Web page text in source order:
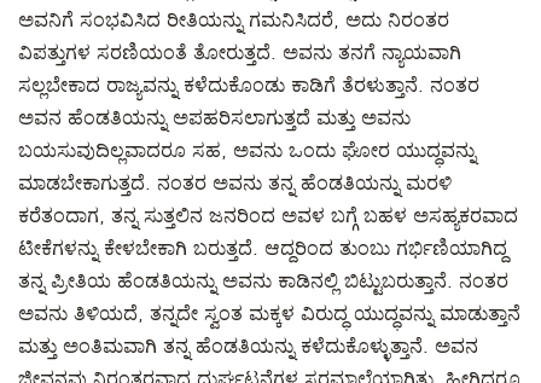
ಅವನಿಗೆ ಸಂಭವಿಸಿದ ರೀತಿಯನ್ನು ಗಮನಿಸಿದರೆ, ಅದು ನಿರಂತರ
ವಿಪತ್ತುಗಳ ಸರಣಿಯಂತೆ ತೋರುತ್ತದೆ. ಅವನು ತನಗೆ ನ್ಯಾಯವಾಗಿ
ಸಲ್ಲಬೇಕಾದ ರಾಜ್ಯವನ್ನು ಕಳೆದುಕೊಂಡು ಕಾಡಿಗೆ ತೆರಳುತ್ತಾನೆ. ನಂತರ
ಅವನ ಹೆಂಡತಿಯನ್ನು ಅಪಹರಿಸಲಾಗುತ್ತದೆ ಮತ್ತು ಅವನು
ಬಯಸುವುದಿಲ್ಲವಾದರೂ ಸಹ, ಅವನು ಒಂದು ಘೋರ ಯುದ್ಧವನ್ನು
ಮಾಡಬೇಕಾಗುತ್ತದೆ. ನಂತರ ಅವನು ತನ್ನ ಹೆಂಡತಿಯನ್ನು ಮರಳಿ
ಕರೆತಂದಾಗ, ತನ್ನ ಸುತ್ತಲಿನ ಜನರಿಂದ ಅವಳ ಬಗ್ಗೆ ಬಹಳ ಅಸಹ್ಯಕರವಾದ
ಟೀಕೆಗಳನ್ನು ಕೇಳಬೇಕಾಗಿ ಬರುತ್ತದೆ. ಆದ್ದರಿಂದ ತುಂಬು ಗರ್ಭಿಣಿಯಾಗಿದ್ದ
ತನ್ನ ಪ್ರೀತಿಯ ಹೆಂಡತಿಯನ್ನು ಅವನು ಕಾಡಿನಲ್ಲಿ ಬಿಟ್ಟುಬರುತ್ತಾನೆ. ನಂತರ
ಅವನು ತಿಳಿಯದೆ, ತನ್ನದೇ ಸ್ವಂತ ಮಕ್ಕಳ ವಿರುದ್ಧ ಯುದ್ಧವನ್ನು ಮಾಡುತ್ತಾನೆ
ಮತ್ತು ಅಂತಿಮವಾಗಿ ತನ್ನ ಹೆಂಡತಿಯನ್ನು ಕಳೆದುಕೊಳ್ಳುತ್ತಾನೆ. ಅವನ